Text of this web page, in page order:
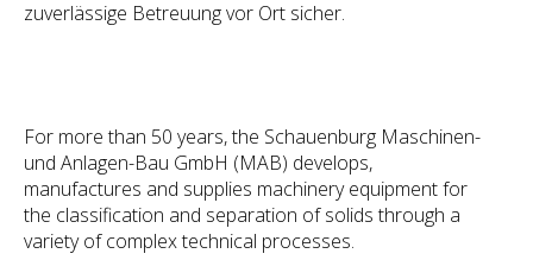
zuverlässige Betreuung vor Ort sicher.
For more than 50 years, the Schauenburg Maschinen-
und Anlagen-Bau GmbH (MAB) develops,
manufactures and supplies machinery equipment for
the classification and separation of solids through a
variety of complex technical processes.